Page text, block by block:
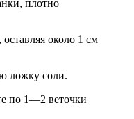
плотно
около 1 см
ложку соли.
по 1—2 веточки